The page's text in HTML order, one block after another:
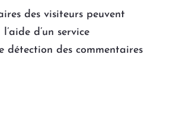
des visiteurs peuvent
d’un service
détection des commentaires